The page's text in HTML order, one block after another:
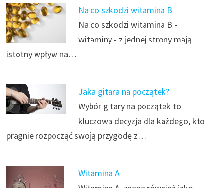
Na co szkodzi witamina B
Na co szkodzi witamina B -
witaminy - z jednej strony mają
istotny wpływ na…
Jaka gitara na początek?
Wybór gitary na początek to
kluczowa decyzja dla każdego, kto
pragnie rozpocząć swoją przygodę z…
Witamina A